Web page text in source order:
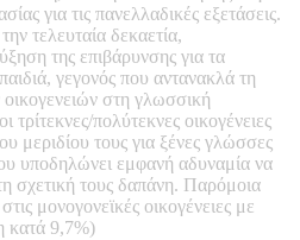
για τις πανελλαδικές εξετάσεις.
τελευταία δεκαετία,
της επιβάρυνσης για τα
γεγονός που αντανακλά τη
στη γλωσσική
τρίτεκνες/πολύτεκνες οικογένειες
μεριδίου τους για ξένες γλώσσες
υποδηλώνει εμφανή αδυναμία να
σχετική τους δαπάνη. Παρόμοια
μονογονεϊκές οικογένειες με
κατά 9,7%)